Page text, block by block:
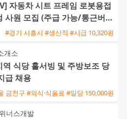
자동차 시트 프레임 로봇용접
사원 모집 (주급 가능/통근버스
#경기 시흥시 #생산직 #시급 10,320원
개소
역 식당 홀서빙 및 주방보조 당
급 채용
금천구 #외식·식음료 #일당 150,000원
너스개발